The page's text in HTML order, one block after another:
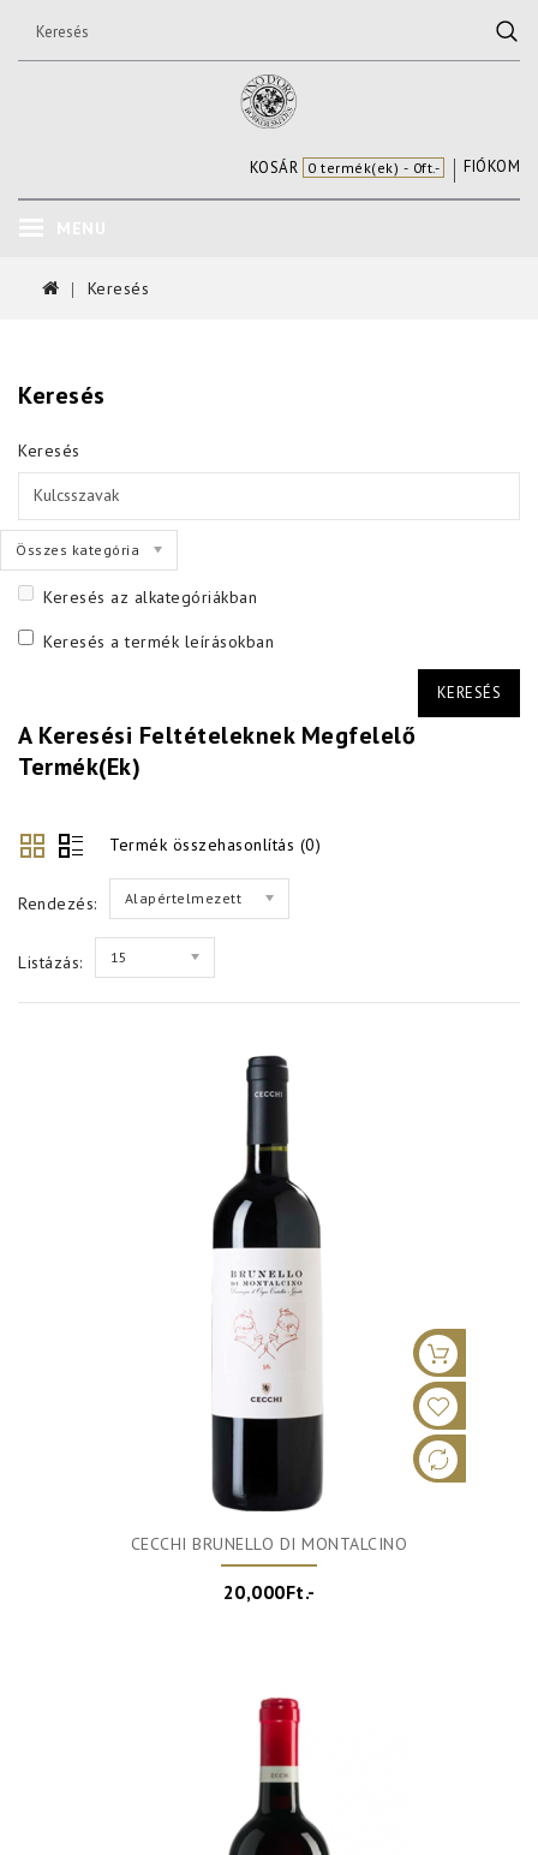
FIÓKOM
KOSÁR 0 termék(ek) - 0ft.-
Keresés
Keresés
Keresés
Összes kategória
Keresés az alkategóriákban
Keresés a termék leírásokban
A Keresési Feltételeknek Megfelelő
Termék(ek)
Termék összehasonlítás (0)
Rendezés: Alapértelmezett
Listázás: 15
CECCHI BRUNELLO DI MONTALCINO
20,000Ft.-